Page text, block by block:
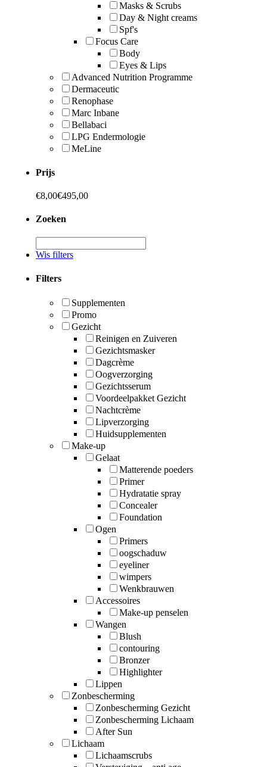
Masks & Scrubs
Day & Night creams
Spf's
Focus Care
Body
Eyes & Lips
Advanced Nutrition Programme
Dermaceutic
Renophase
Marc Inbane
Bellabaci
LPG Endermologie
MeLine
Prijs
€8,00€495,00
Zoeken
Wis filters
Filters
Supplementen
Promo
Gezicht
Reinigen en Zuiveren
Gezichtsmasker
Dagcrème
Oogverzorging
Gezichtsserum
Voordeelpakket Gezicht
Nachtcrème
Lipverzorging
Huidsupplementen
Make-up
Gelaat
Matterende poeders
Primer
Hydratatie spray
Concealer
Foundation
Ogen
Primers
oogschaduw
eyeliner
wimpers
Wenkbrauwen
Accessoires
Make-up penselen
Wangen
Blush
contouring
Bronzer
Highlighter
Lippen
Zonbescherming
Zonbescherming Gezicht
Zonbescherming Lichaam
After Sun
Lichaam
Lichaamscrubs